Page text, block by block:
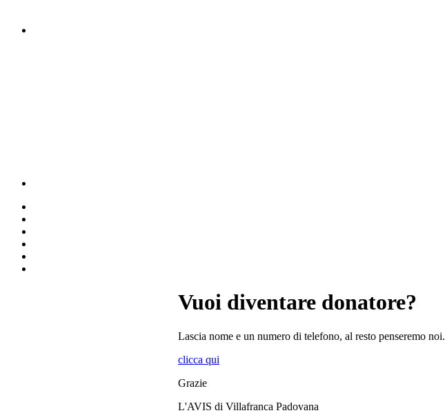
Vuoi diventare donatore?
Lascia nome e un numero di telefono, al resto penseremo noi.
clicca qui
Grazie
L'AVIS di Villafranca Padovana